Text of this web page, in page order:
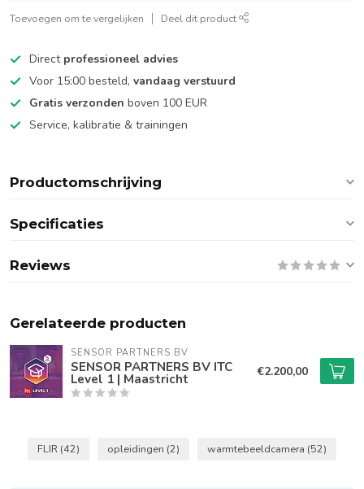
Toevoegen om te vergelijken Deel dit product
Direct professioneel advies
Voor 15:00 besteld, vandaag verstuurd
Gratis verzonden boven 100 EUR
Service, kalibratie & trainingen
Productomschrijving
Specificaties
Reviews
Gerelateerde producten
SENSOR PARTNERS BV
SENSOR PARTNERS BV ITC
Level 1 | Maastricht €2.200,00
FLIR (42) opleidingen (2) warmtebeeldcamera (52)